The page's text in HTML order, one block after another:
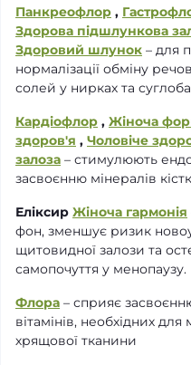
Панкреофлор ,
Здорова підшлункова
Здоровий шлунок – для
нормалізації обміну
солей у нирках та
Кардіофлор , Жіноча
здоров'я , Чоловіче
залоза – стимулюють
засвоєнню мінералів
Еліксир Жіноча гармонія
фон, зменшує ризик
щитовидної залози та
самопочуття у менопаузу.
Флора – сприяє
вітамінів, необхідних для
хрящової тканини